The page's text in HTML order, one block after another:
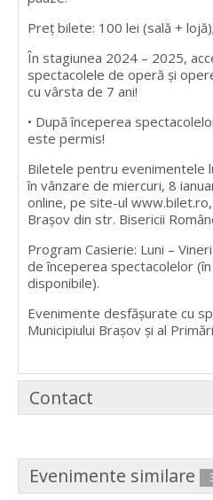
Preț bilete: 100 lei (sală +
În stagiunea 2024 – 2025,
spectacolele de operă și
cu vârsta de 7 ani!
• După începerea
este permis!
Biletele pentru evenimentele
în vânzare de miercuri, 8
online, pe site-ul
Brașov din str. Bisericii
Program Casierie: Luni –
de începerea spectacolelor
disponibile).
Evenimente desfășurate cu
Municipiului Brașov și al
Contact
Evenimente similare